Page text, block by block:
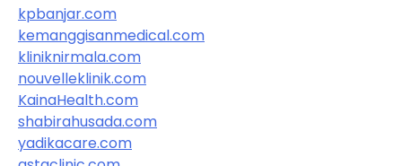
kpbanjar.com
kemanggisanmedical.com
kliniknirmala.com
nouvelleklinik.com
KainaHealth.com
shabirahusada.com
yadikacare.com